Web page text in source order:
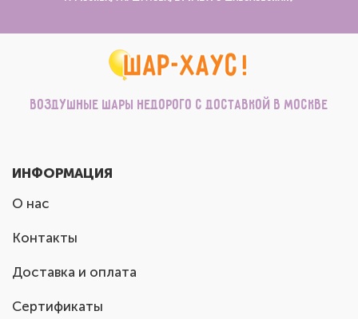
Воздушные шары недорого с доставкой в Москве
ИНФОРМАЦИЯ
О нас
Контакты
Доставка и оплата
Сертификаты